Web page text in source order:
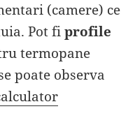
(camere) ce
Pot fiprofile
termopane
poate observa